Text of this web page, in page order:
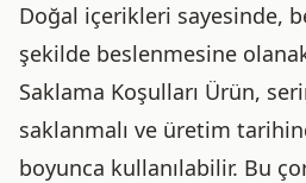
Doğal içerikleri sayesinde,
şekilde beslenmesine
Saklama Koşulları Ürün,
saklanmalı ve üretim
boyunca kullanılabilir. Bu